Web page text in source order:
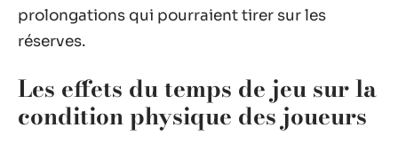
prolongations qui pourraient tirer sur les
réserves.
Les effets du temps de jeu sur la
condition physique des joueurs